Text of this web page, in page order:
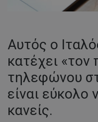
Αυτός ο
κατέχει «τον
τηλεφώνου
είναι εύκολο
κανείς.